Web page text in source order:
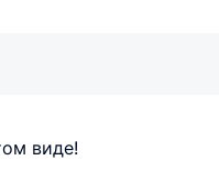
виде!